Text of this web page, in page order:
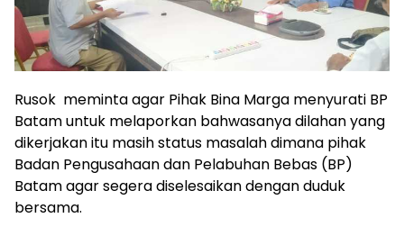
Rusok meminta agar Pihak Bina Marga menyurati BP
Batam untuk melaporkan bahwasanya dilahan yang
dikerjakan itu masih status masalah dimana pihak
Badan Pengusahaan dan Pelabuhan Bebas (BP)
Batam agar segera diselesaikan dengan duduk
bersama.